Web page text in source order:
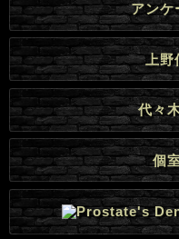
アンケ
上
代々
個